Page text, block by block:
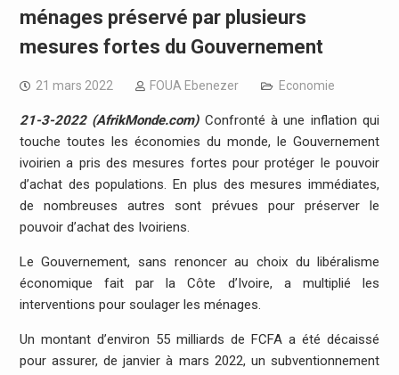
ménages préservé par plusieurs
mesures fortes du Gouvernement
21 mars 2022 FOUA Ebenezer Economie
21-3-2022 (AfrikMonde.com) Confronté à une inflation qui
touche toutes les économies du monde, le Gouvernement
ivoirien a pris des mesures fortes pour protéger le pouvoir
d’achat des populations. En plus des mesures immédiates,
de nombreuses autres sont prévues pour préserver le
pouvoir d’achat des Ivoiriens.
Le Gouvernement, sans renoncer au choix du libéralisme
économique fait par la Côte d’Ivoire, a multiplié les
interventions pour soulager les ménages.
Un montant d’environ 55 milliards de FCFA a été décaissé
pour assurer, de janvier à mars 2022, un subventionnement